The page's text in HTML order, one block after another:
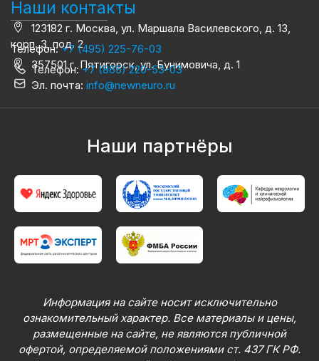
Наши контакты
123182 г. Москва, ул. Маршала Василевского, д. 13,
корп. 3, под. 2
Телефон:+7 (495) 225-76-03
357501 г. Пятигорск, ул. Бунимовича, д. 1
Телефон:+7 (865) 220-53-03
Эл. почта: info@newneuro.ru
Наши партнёры
Информация на сайте носит исключительно
ознакомительный характер. Все материалы и цены,
размещенные на сайте, не являются публичной
офертой, определяемой положениями ст. 437 ГК РФ.